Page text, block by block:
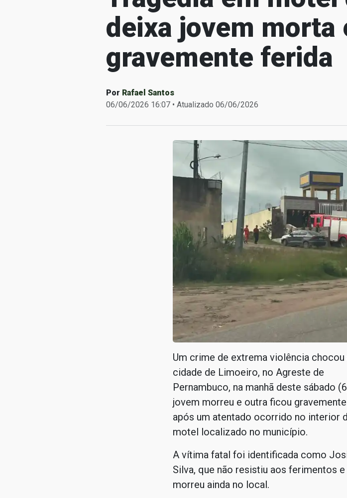
deixa jovem morta
gravemente ferida
Por Rafael Santos
06/06/2026 16:07 • Atualizado 06/06/2026
Um crime de extrema violência chocou
cidade de Limoeiro, no Agreste de
Pernambuco, na manhã deste sábado
jovem morreu e outra ficou
após um atentado ocorrido no interior
motel localizado no município.
A vítima fatal foi identificada como
Silva, que não resistiu aos ferimentos e
morreu ainda no local.